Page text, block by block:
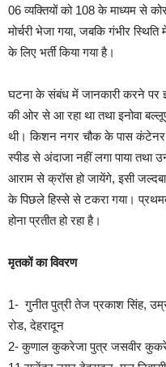
06 व्यक्तियों को 108 के माध्यम से
मोर्चरी भेजा गया, जबकि गंभीर
के लिए भर्ती किया गया है।
घटना के संबंध में जानकारी करने पर
की ओर से आ रहा था तथा इनोवा
थी। किशन नगर चौक के पास कंटेनर
स्पीड से अंदाजा नहीं लगा पाया तथा
आराम से क्रॉस हो जायेंगे, इसी
के पिछले हिस्से से टकरा गया।
होना प्रतीत हो रहा है।
मृतकों का विवरण
1- गुनीत पुत्री तेज प्रकाश सिंह,
रोड, देहरादून
2- कुणाल कुकरेजा पुत्र जसवीर